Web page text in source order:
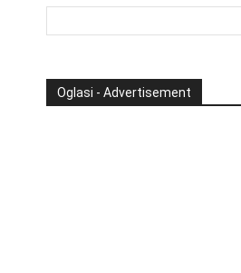
Oglasi - Advertisement